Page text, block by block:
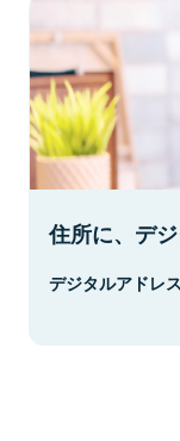
住所に、デ
デジタルアドレ